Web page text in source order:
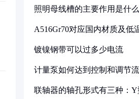
照明母线槽的主要作用是什么
A516Gr70对应国内材质及低
镀镍钢带可以过多少电流
计量泵如何达到控制和调节
联轴器的轴孔形式有三种：Y